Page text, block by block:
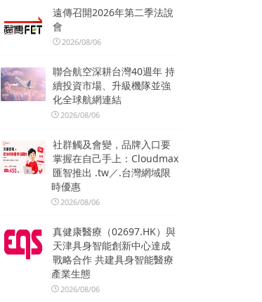
遠傳召開2026年第二季法說
會
2026/08/06
聯合航空深耕台灣40週年 持
續投資市場、升級機隊並強
化全球航網連結
2026/08/06
社群觸及會變，品牌入口要
掌握在自己手上：Cloudmax
匯智推出 .tw／.台灣網域限
時優惠
2026/08/06
真健康醫療（02697.HK）與
天津具身智能創新中心達成
戰略合作 共建具身智能醫療
產業生態
2026/08/06